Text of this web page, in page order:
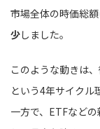
市場全体の時価総
少しました。
このような動きは
という4年サイクル
一方で、ETFなど